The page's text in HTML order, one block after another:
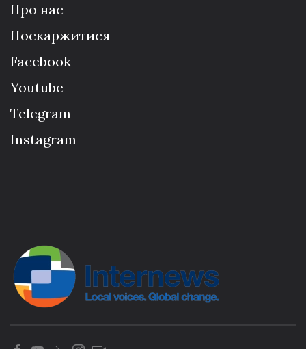
Про нас
Поскаржитися
Facebook
Youtube
Telegram
Instagram